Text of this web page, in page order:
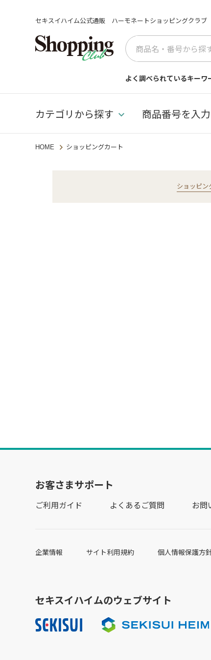
セキスイハイム公式通販 ハーモネートショッピングクラブ
よく調べられているキーワ
カテゴリから探す 商品番号を入
HOME ショッピングカート
ショッピン
お客さまサポート
ご利用ガイド よくあるご質問 お問
企業情報 サイト利用規約 個人情報保護方
セキスイハイムのウェブサイト